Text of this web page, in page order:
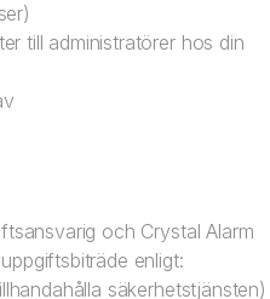
till administratörer hos din
och Crystal Alarm
enligt:
säkerhetstjänsten)